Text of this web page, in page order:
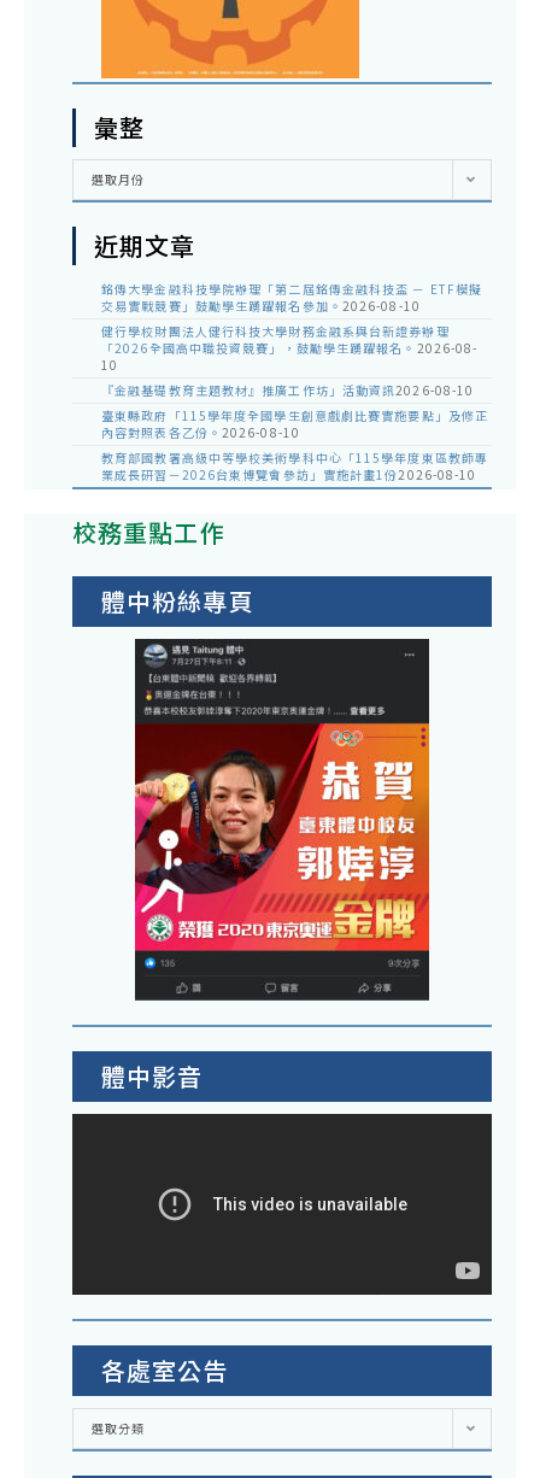
彙整
彙
選取月份
近期文章
銘傳大學金融科技學院辦理「第二屆銘傳金融科技盃 － ETF模擬
交易實戰競賽」鼓勵學生踴躍報名參加。 2026-08-10
健行學校財團法人健行科技大學財務金融系與台新證券辦理
「2026全國高中職投資競賽」，鼓勵學生踴躍報名。 2026-08-
10
『金融基礎教育主題教材』推廣工作坊」活動資訊2026-08-10
臺東縣政府「115學年度全國學生創意戲劇比賽實施要點」及修正
內容對照表各乙份。 2026-08-10
教育部國教署高級中等學校美術學科中心「115學年度東區教師專
業成長研習－2026台東博覽會參訪」實施計畫1份2026-08-10
校務重點工作
體中粉絲專頁
體中影音
各處室公告
各
室
選取分類